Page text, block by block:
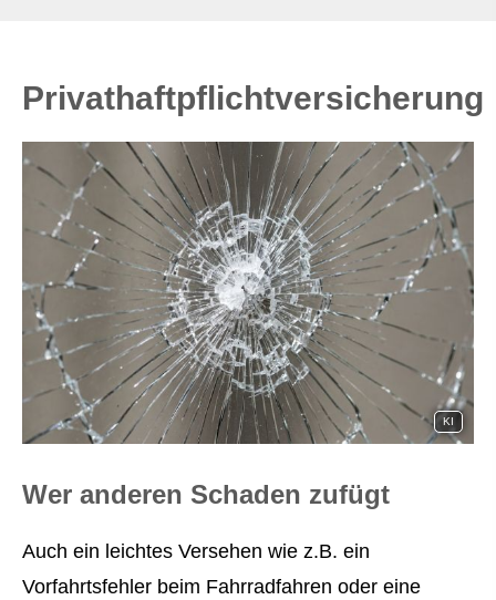
Privathaftpflichtversicherung
KI
Wer anderen Schaden zufügt
Auch ein leichtes Versehen wie z.B. ein
Vorfahrtsfehler beim Fahrradfahren oder eine